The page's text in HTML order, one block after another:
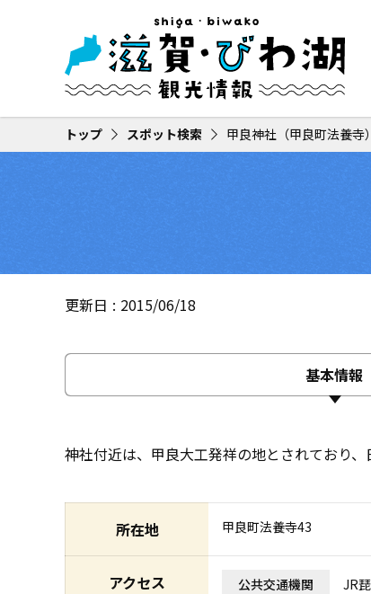
トップ スポット検索 甲良神社（甲良町法養寺）
更新日 2015/06/18
基本情報
神社付近は、甲良大工発祥の地とされており
所在地 甲良町法養寺43
アクセス 公共交通機関 JR